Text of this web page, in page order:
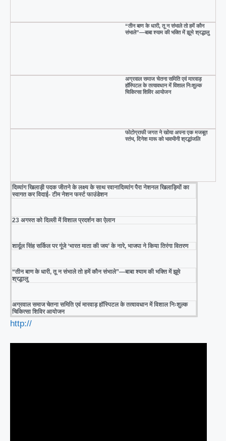
“तीन बाण के धारी, तू न संभाले तो हमें कौन
संभाले”—बाबा श्याम की भक्ति में झूमे श्रद्धालु
अग्रवाल समाज चेतना समिति एवं मारवाड़
हॉस्पिटल के तत्वावधान में विशाल निःशुल्क
चिकित्सा शिविर आयोजन
फोटोग्राफी जगत ने खोया अपना एक मजबूत
स्तंभ, दिनेश मारू को भावभीनी श्रद्धांजलि
दिव्यांग खिलाड़ी पदक जीतने के लक्ष्य के साथ रवानादिव्यांग पैरा नेशनल खिलाड़ियों का
स्वागत कर विदाई- टीम नेशन फर्स्ट फाउंडेशन
23 अगस्त को दिल्ली में विशाल प्रदर्शन का ऐलान
शार्दूल सिंह सर्किल पर गूंजे ‘भारत माता की जय’ के नारे, भाजपा ने किया तिरंगा वितरण
“तीन बाण के धारी, तू न संभाले तो हमें कौन संभाले”—बाबा श्याम की भक्ति में झूमे
श्रद्धालु
अग्रवाल समाज चेतना समिति एवं मारवाड़ हॉस्पिटल के तत्वावधान में विशाल निःशुल्क
चिकित्सा शिविर आयोजन
http://